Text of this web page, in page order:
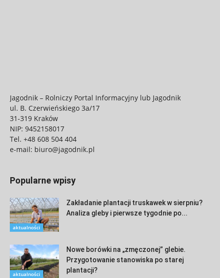
Jagodnik – Rolniczy Portal Informacyjny lub Jagodnik
ul. B. Czerwieńskiego 3a/17
31-319 Kraków
NIP: 9452158017
Tel. +48 608 504 404
e-mail: biuro@jagodnik.pl
Popularne wpisy
aktualności
Zakładanie plantacji truskawek w sierpniu?
Analiza gleby i pierwsze tygodnie po...
aktualności
Nowe borówki na „zmęczonej” glebie.
Przygotowanie stanowiska po starej
plantacji?